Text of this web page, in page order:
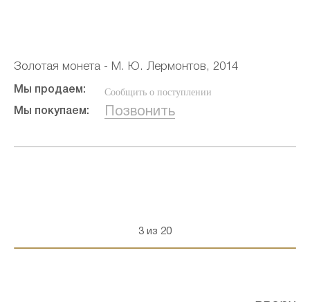
Золотая монета - М. Ю. Лермонтов, 2014
Мы продаем: Сообщить о поступлении
Мы покупаем: Позвонить
3 из 20